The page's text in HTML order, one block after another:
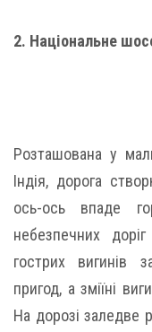
2. Національне
Розташована у
Індія, дорога
ось-ось впаде
небезпечних
гострих вигинів
пригод, а зміїні
На дорозі заледве